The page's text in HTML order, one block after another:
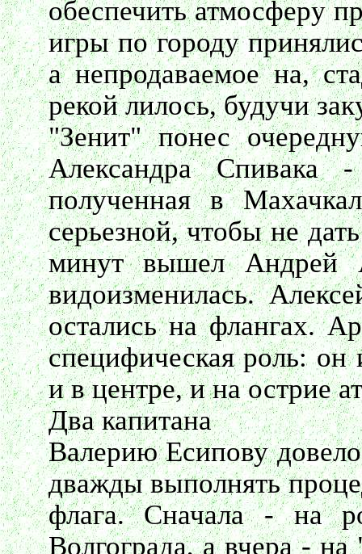
обеспечить атмосферу
игры по городу
а непродаваемое на,
рекой лилось, будучи
"Зенит" понес
Александра Спивака
полученная в
серьезной, чтобы не
минут вышел Андрей
видоизменилась.
остались на флангах.
специфическая роль: он
и в центре, и на острие
Два капитана
Валерию Есипову
дважды выполнять
флага. Сначала - на
Волгограда, а вчера -